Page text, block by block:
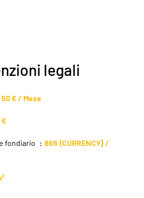
legali
50 € / Mese
€
fondiario
665 {CURRENCY} /